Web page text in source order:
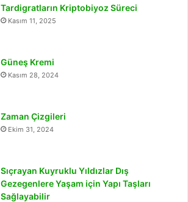
Tardigratların Kriptobiyoz Süreci
Kasım 11, 2025
Güneş Kremi
Kasım 28, 2024
Zaman Çizgileri
Ekim 31, 2024
Sıçrayan Kuyruklu Yıldızlar Dış
Gezegenlere Yaşam için Yapı Taşları
Sağlayabilir